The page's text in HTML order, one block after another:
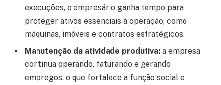
execuções, o empresário ganha tempo para
proteger ativos essenciais à operação, como
máquinas, imóveis e contratos estratégicos.
Manutenção da atividade produtiva: a empresa
continua operando, faturando e gerando
empregos, o que fortalece a função social e